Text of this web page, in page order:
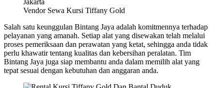
Vendor Sewa Kursi Tiffany Gold
Salah satu keunggulan Bintang Jaya adalah komitmennya terhadap
pelayanan yang amanah. Setiap alat yang disewakan telah melalui
proses pemeriksaan dan perawatan yang ketat, sehingga anda tidak
perlu khawatir tentang kualitas dan kebersihan peralatan. Tim
Bintang Jaya juga siap membantu anda dalam memilih alat yang
tepat sesuai dengan kebutuhan dan anggaran anda.